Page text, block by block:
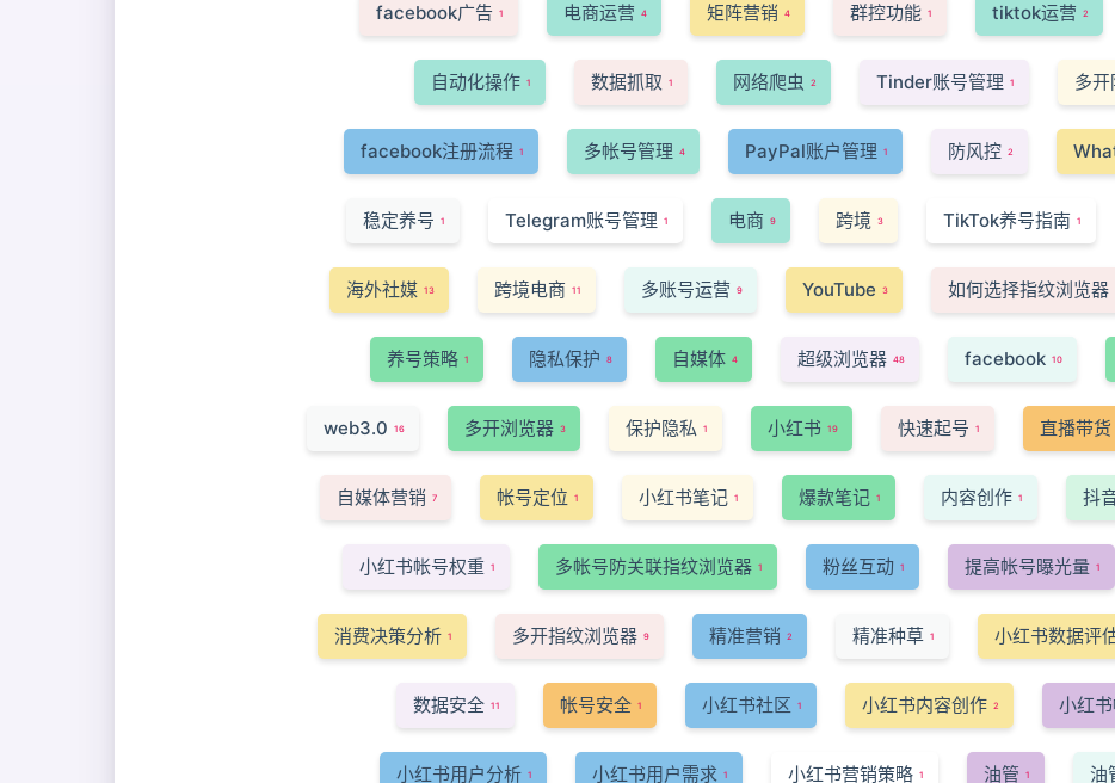
facebook广告 1 电商运营 4 矩阵营销 4 群控功能 1 tiktok运营 2
自动化操作 1 数据抓取 1 网络爬虫 2 Tinder账号管理 1 多
facebook注册流程 1 多帐号管理 4 PayPal账户管理 1 防风控 2
稳定养号 1 Telegram账号管理 1 电商 9 跨境 3 TikTok养号指南 1
海外社媒 13 跨境电商 11 多账号运营 9 YouTube 3 如何选择指纹浏览器
养号策略 1 隐私保护 8 自媒体 4 超级浏览器 48 facebook 10
web3.0 16 多开浏览器 3 保护隐私 1 小红书 19 快速起号 1 直播带货
自媒体营销 7 帐号定位 1 小红书笔记 1 爆款笔记 1 内容创作 1 抖
小红书帐号权重 1 多帐号防关联指纹浏览器 1 粉丝互动 1 提高帐号曝光量 1
消费决策分析 1 多开指纹浏览器 9 精准营销 2 精准种草 1 小红书数据评
数据安全 11 帐号安全 1 小红书社区 1 小红书内容创作 2 小红
小红书用户分析 1 小红书用户需求 1 小红书营销策略 1 油管 1 油